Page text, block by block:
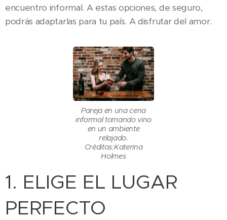
encuentro informal. A estas opciones, de seguro,
podrás adaptarlas para tu país. A disfrutar del amor.
Pareja en una cena
informal tomando vino
en un ambiente
relajado.
Créditos:Katerina
Holmes
1. ELIGE EL LUGAR
PERFECTO